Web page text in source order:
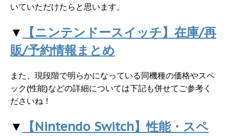
いていただけたらと思います。
▼
【ニンテンドースイッチ】在庫/再
販/予約情報まとめ
また、現段階で明らかになっている同機種の価格やスペ
ック(性能)などの詳細については下記も併せてご参考く
ださいね！
▼
【Nintendo Switch】性能・スペ